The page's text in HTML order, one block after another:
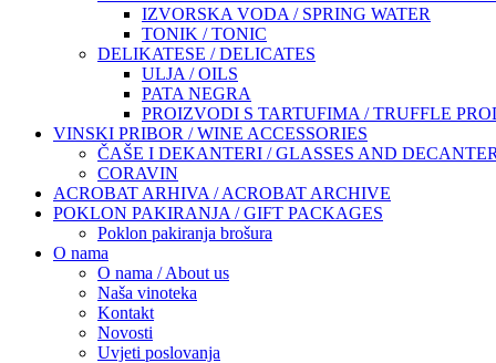
IZVORSKA VODA / SPRING WATER
TONIK / TONIC
DELIKATESE / DELICATES
ULJA / OILS
PATA NEGRA
PROIZVODI S TARTUFIMA / TRUFFLE
VINSKI PRIBOR / WINE ACCESSORIES
ČAŠE I DEKANTERI / GLASSES AND
CORAVIN
ACROBAT ARHIVA / ACROBAT ARCHIVE
POKLON PAKIRANJA / GIFT PACKAGES
Poklon pakiranja brošura
O nama
O nama / About us
Naša vinoteka
Kontakt
Novosti
Uvjeti poslovanja